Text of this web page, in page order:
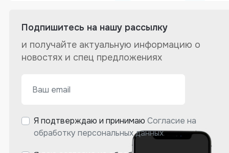
Подпишитесь на нашу рассылку
и получайте актуальную информацию о
новостях и спец предложениях
Я подтверждаю и принимаю Согласие на
обработку персональных данных.